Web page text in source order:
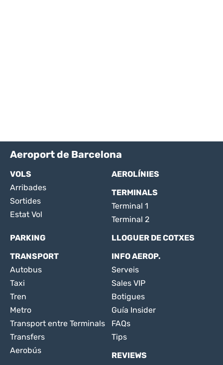
Aeroport de Barcelona
VOLS
Arribades
Sortides
Estat Vol
AEROLÍNIES
TERMINALS
Terminal 1
Terminal 2
PARKING
LLOGUER DE COTXES
TRANSPORT
Autobus
Taxi
Tren
Metro
Transport entre Terminals
Transfers
Aerobús
INFO AEROP.
Serveis
Sales VIP
Botigues
Guía Insider
FAQs
Tips
REVIEWS